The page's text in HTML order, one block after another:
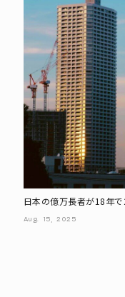
日本の億万長者が18年
ーニングポイントは『
Aug. 15, 2025